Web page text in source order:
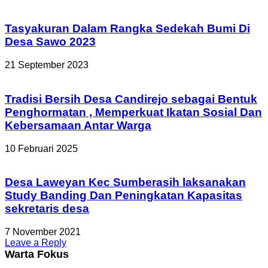
Tasyakuran Dalam Rangka Sedekah Bumi Di
Desa Sawo 2023
21 September 2023
Tradisi Bersih Desa Candirejo sebagai Bentuk
Penghormatan , Memperkuat Ikatan Sosial Dan
Kebersamaan Antar Warga
10 Februari 2025
Desa Laweyan Kec Sumberasih laksanakan
Study Banding Dan Peningkatan Kapasitas
sekretaris desa
7 November 2021
Leave a Reply
Warta Fokus